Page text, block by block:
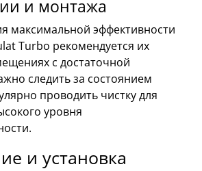
и монтажа
максимальной эффективности
Turbo рекомендуется их
с достаточной
следить за состоянием
проводить чистку для
уровня
и установка